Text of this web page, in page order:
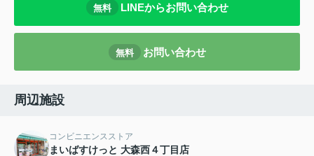
無料 LINEからお問い合わせ
無料 お問い合わせ
周辺施設
コンビニエンスストア
まいばすけっと 大森西４丁目店